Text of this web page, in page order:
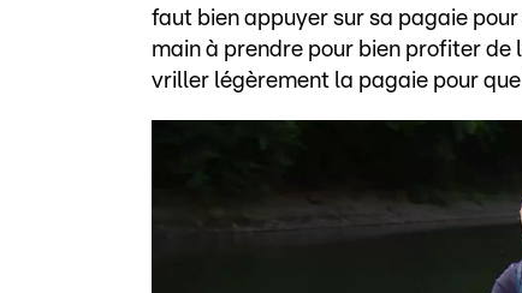
faut bien appuyer sur sa pagaie
main à prendre pour bien profiter
vriller légèrement la pagaie pour